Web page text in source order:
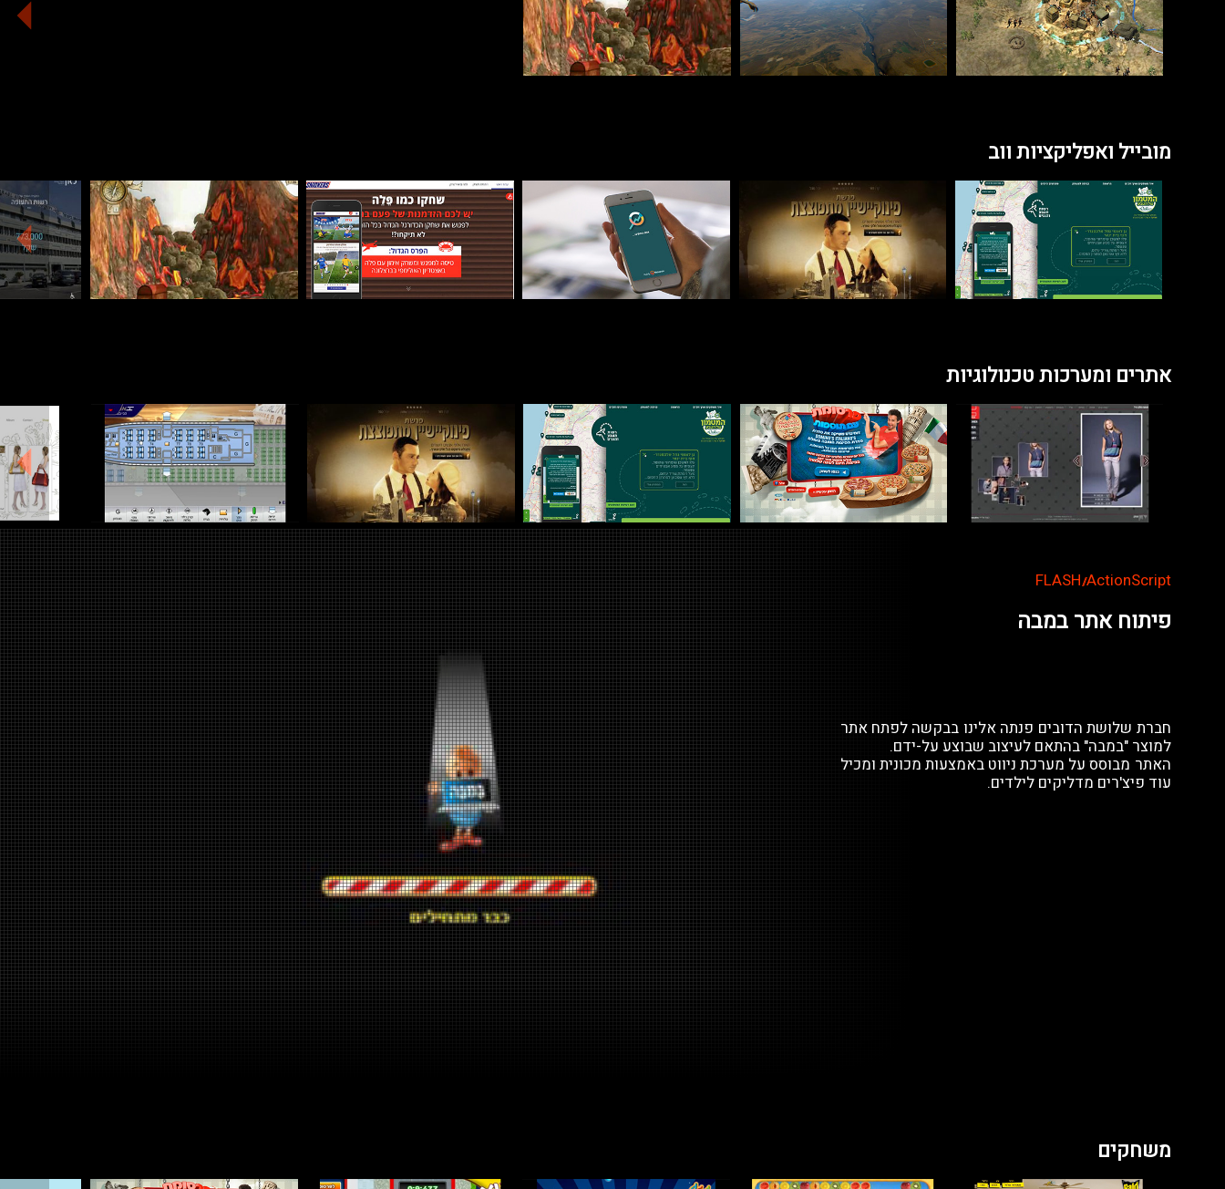
מובייל ואפליקציות ווב
אתרים ומערכות טכנולוגיות
FLASH//ActionScript
פיתוח אתר במבה
חברת שלושת הדובים פנתה אלינו בבקשה לפתח אתר
למוצר "במבה" בהתאם לעיצוב שבוצע על-ידם.
האתר מבוסס על מערכת ניווט באמצעות מכונית ומכיל
עוד פיצ'רים מדליקים לילדים.
משחקים